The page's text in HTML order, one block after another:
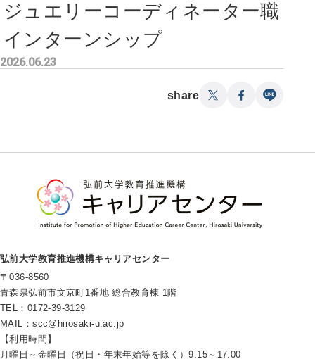
ジュエリーコーディネーター職
インターンシップ
2026.06.23
share
弘前大学教育推進機構キャリアセンター
〒036-8560
青森県弘前市文京町1番地 総合教育棟 1階
TEL：0172-39-3129
MAIL：scc@hirosaki-u.ac.jp
【利用時間】
月曜日～金曜日（祝日・年末年始等を除く）9:15～17:00